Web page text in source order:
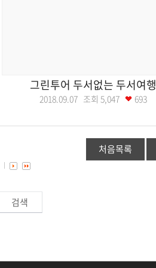
그린투어 두서없는 두서여행
2018.09.07 조회 5,047 693
처음목록